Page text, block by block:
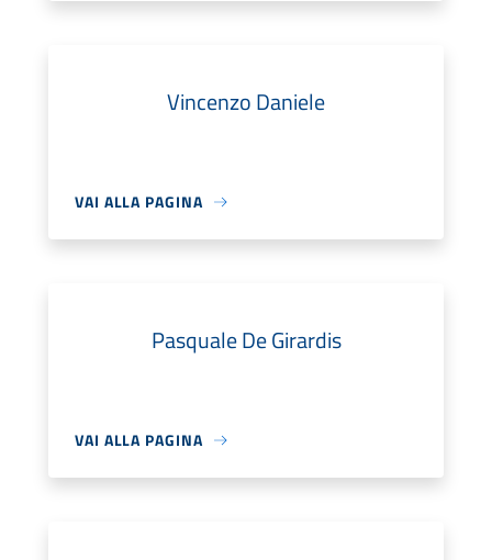
Vincenzo Daniele
VAI ALLA PAGINA
Pasquale De Girardis
VAI ALLA PAGINA